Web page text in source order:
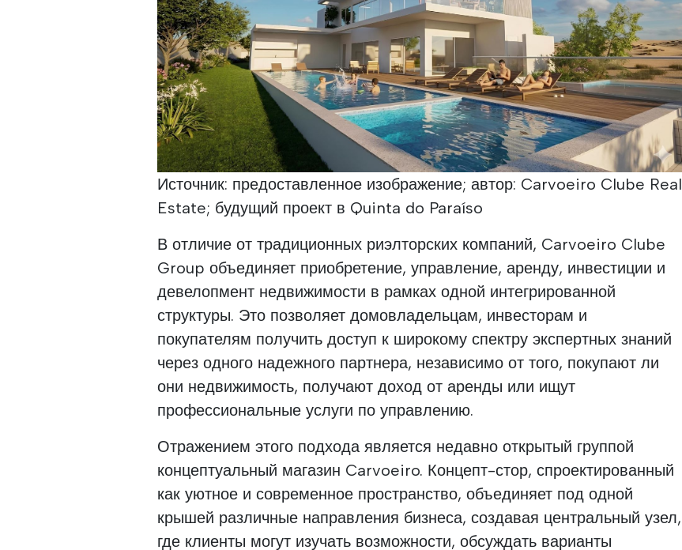
Источник: предоставленное изображение; автор: Carvoeiro Clube Real
Estate; будущий проект в Quinta do Paraíso
В отличие от традиционных риэлторских компаний, Carvoeiro Clube
Group объединяет приобретение, управление, аренду, инвестиции и
девелопмент недвижимости в рамках одной интегрированной
структуры. Это позволяет домовладельцам, инвесторам и
покупателям получить доступ к широкому спектру экспертных знаний
через одного надежного партнера, независимо от того, покупают ли
они недвижимость, получают доход от аренды или ищут
профессиональные услуги по управлению.
Отражением этого подхода является недавно открытый группой
концептуальный магазин Carvoeiro. Концепт-стор, спроектированный
как уютное и современное пространство, объединяет под одной
крышей различные направления бизнеса, создавая центральный узел,
где клиенты могут изучать возможности, обсуждать варианты